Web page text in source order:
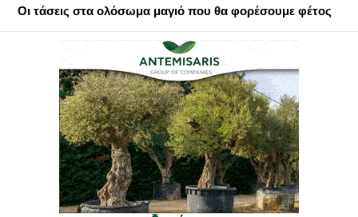
Oι τάσεις στα ολόσωμα μαγιό που θα φορέσουμε φέτος